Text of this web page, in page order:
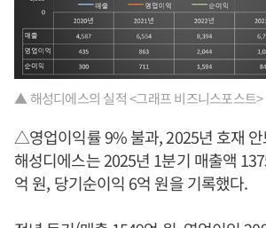
▲ 해성디에스의 실적 <그래프 비즈니스포스트>
△영업이익률 9% 불과, 2025년 호재 안
해성디에스는 2025년 1분기 매출액
억 원, 당기순이익 6억 원을 기록했다.